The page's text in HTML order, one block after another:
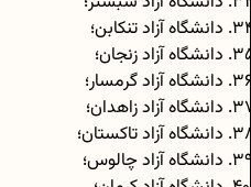
دانشگاه آزاد تنکابن؛
دانشگاه آزاد زنجان؛
دانشگاه آزاد گرمسار؛
دانشگاه آزاد زاهدان؛
دانشگاه آزاد تاکستان؛
دانشگاه آزاد چالوس؛